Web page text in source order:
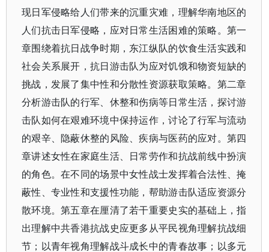
现日军侵略给人们带来的沉重灾难，理解华南地区的
人们抗击日军侵略，应对日常生活困难的策略。第一
章围绕着抗日战争时期，东江纵队的饮食生活实践和
社会关系展开，抗日游击队为应对饥饿和物资短缺的
挑战，发展了集中性和分散性资源获取策略。第二章
分析游击队的行军、休整和伤病等日常生活，探讨游
击队如何在艰难环境中保持运作，讨论了行军与流动
的艰辛、隐蔽休整的风险、疾病与医药的应对。第四
章讲述女性在家庭生活、日常劳作和抗战前线中扮演
的角色。在不同的场景中女性战士发挥着合法性、掩
蔽性、专业性和支援性功能，帮助游击队适应资源分
散环境。第五章在厘清了若干重要史实的基础上，指
出理解中共香港抗战史应更多从平民视角理解抗战细
节；以青年视角理解战斗成长中的青春故事；以多元